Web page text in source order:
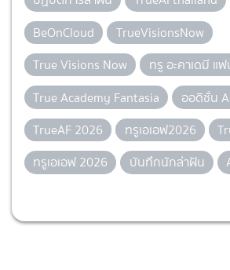
BeOnCloud
TrueVisionsNow
True Visions Now
ทรู อะคาเดมี แฟ
True Academy Fantasia
ออดิชั่น
TrueAF 2026
ทรูเอเอฟ2026
ทรูเอเอฟ 2026
บันทึกนักล่าฝัน